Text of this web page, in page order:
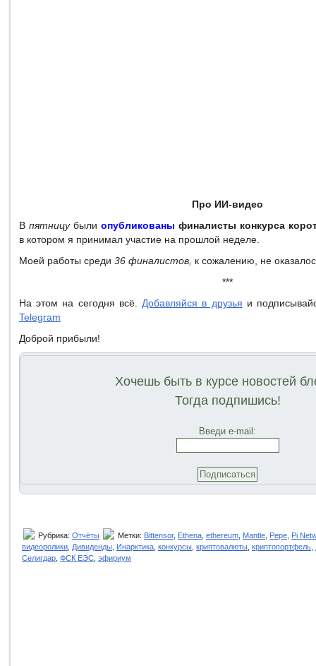
Про ИИ-видео
В пятницубыли опубликованы финалисты конкурса
в котором я принимал участие на прошлой неделе.
Моей работы среди 36 финалистов, к сожалению, не
***
На этом на сегодня всё. Добавляйся в друзья и
Telegram
Доброй прибыли!
Хочешь быть в курсе новостей
Тогда подпишись!
Введи e-mail:
Рубрика: Отчёты Метки: Bittensor, Ethena ethereum Mantle Pepe Pi
видеоролики Дивиденды Инарктика конкурсы криптовалюты криптопортфель
Селигдар ФСК ЕЭС эфириум